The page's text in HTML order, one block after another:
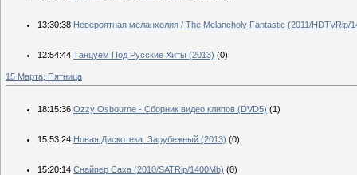
13:30:38 Невероятная меланхолия / The Melancholy Fantastic (2011/HDTVRip/
12:54:44 Танцуем Под Русские Хиты (2013) (0)
15 Марта, Пятница
18:15:36 Ozzy Osbourne - Сборник видео клипов (DVD5) (1)
15:53:24 Новая Дискотека. Зарубежный (2013) (0)
15:20:14 Снайпер Саха (2010/SATRip/1400Mb) (0)